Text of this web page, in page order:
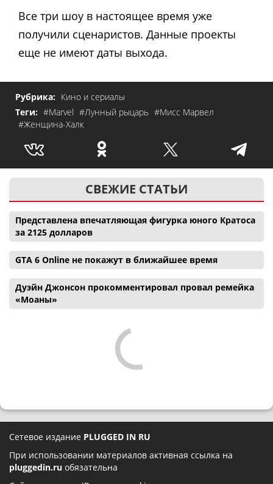
Все три шоу в настоящее время уже
получили сценаристов. Данные проекты
еще не имеют даты выхода.
Рубрика: Кино и сериалы
Теги: #Marvel #Лунный рыцарь #Мисс Марвел
#Женщина-Халк
СВЕЖИЕ СТАТЬИ
Представлена впечатляющая фигурка юного Кратоса
за 2125 долларов
GTA 6 Online не покажут в ближайшее время
Дуэйн Джонсон прокомментировал провал ремейка
«Моаны»
Сетевое издание PLUGGED IN RU
При использовании материалов активная ссылка на
pluggedin.ru обязательна